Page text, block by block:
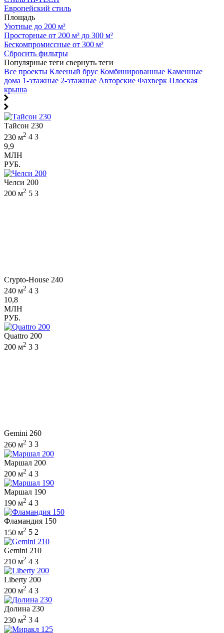
Европейский стиль
Площадь
Уютные до 200 м²
Просторные от 200 м² до 300 м²
Бескомпромиссные от 300 м²
Сбросить фильтры
Популярные теги свернуть теги
Все проекты Клееный брус Комбинированные Каменные
дома 1-этажные 2-этажные Авторские Фахверк Плоская
крыша
Тайсон 230
230 м2 4 3
9,9
МЛН
РУБ.
Челси 200
200 м2 5 3
Crypto-House 240
240 м2 4 3
10,8
МЛН
РУБ.
Quattro 200
200 м2 3 3
Gemini 260
260 м2 3 3
Маршал 200
200 м2 4 3
Маршал 190
190 м2 4 3
Фламандия 150
150 м2 5 2
Gemini 210
210 м2 4 3
Liberty 200
200 м2 4 3
Долина 230
230 м2 3 4